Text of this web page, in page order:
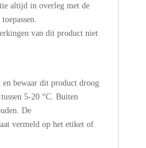
altijd in overleg met de
van dit product niet
bewaar dit product droog
5-20 °C. Buiten
De
vermeld op het etiket of